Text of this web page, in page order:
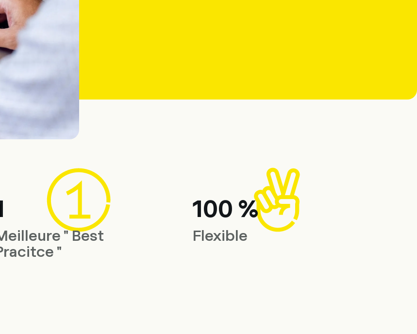
" Best
"
100 %
Flexible